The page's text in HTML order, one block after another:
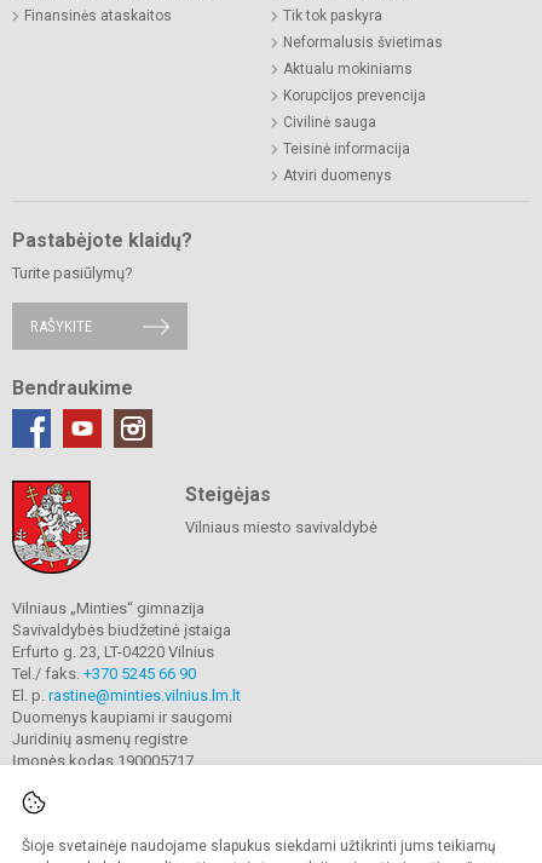
Šioje svetainėje naudojame slapukus siekdami užtikrinti jums teikiamų
Finansinės ataskaitos
Tik tok paskyra
Neformalusis švietimas
Aktualu mokiniams
Korupcijos prevencija
Civilinė sauga
Teisinė informacija
Atviri duomenys
Pastabėjote klaidų?
Turite pasiūlymų?
RAŠYKITE
Bendraukime
Steigėjas
Vilniaus miesto savivaldybė
Vilniaus „Minties“ gimnazija
Savivaldybės biudžetinė įstaiga
Erfurto g. 23, LT-04220 Vilnius
Tel./ faks. +370 5245 66 90
El. p. rastine@minties.vilnius.lm.lt
Duomenys kaupiami ir saugomi
Juridinių asmenų registre
Įmonės kodas 190005717
© 2022. Vilniaus „Minties" gimnazija. Visos teisės saugomos.